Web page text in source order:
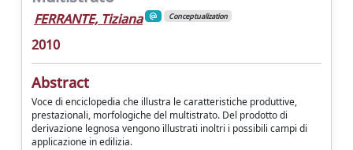
FERRANTE, Tiziana Conceptualization
2010
Abstract
Voce di enciclopedia che illustra le caratteristiche produttive,
prestazionali, morfologiche del multistrato. Del prodotto di
derivazione legnosa vengono illustrati inoltri i possibili campi di
applicazione in edilizia.